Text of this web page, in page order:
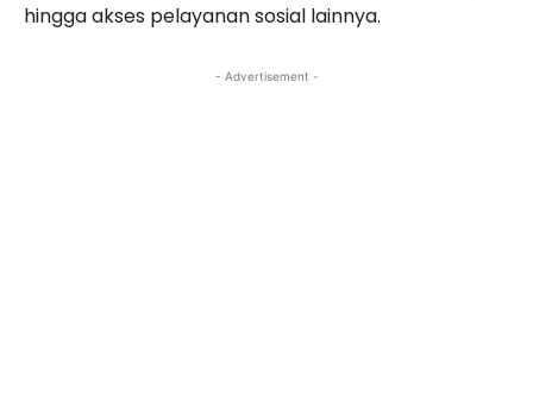
hingga akses pelayanan sosial lainnya.
- Advertisement -